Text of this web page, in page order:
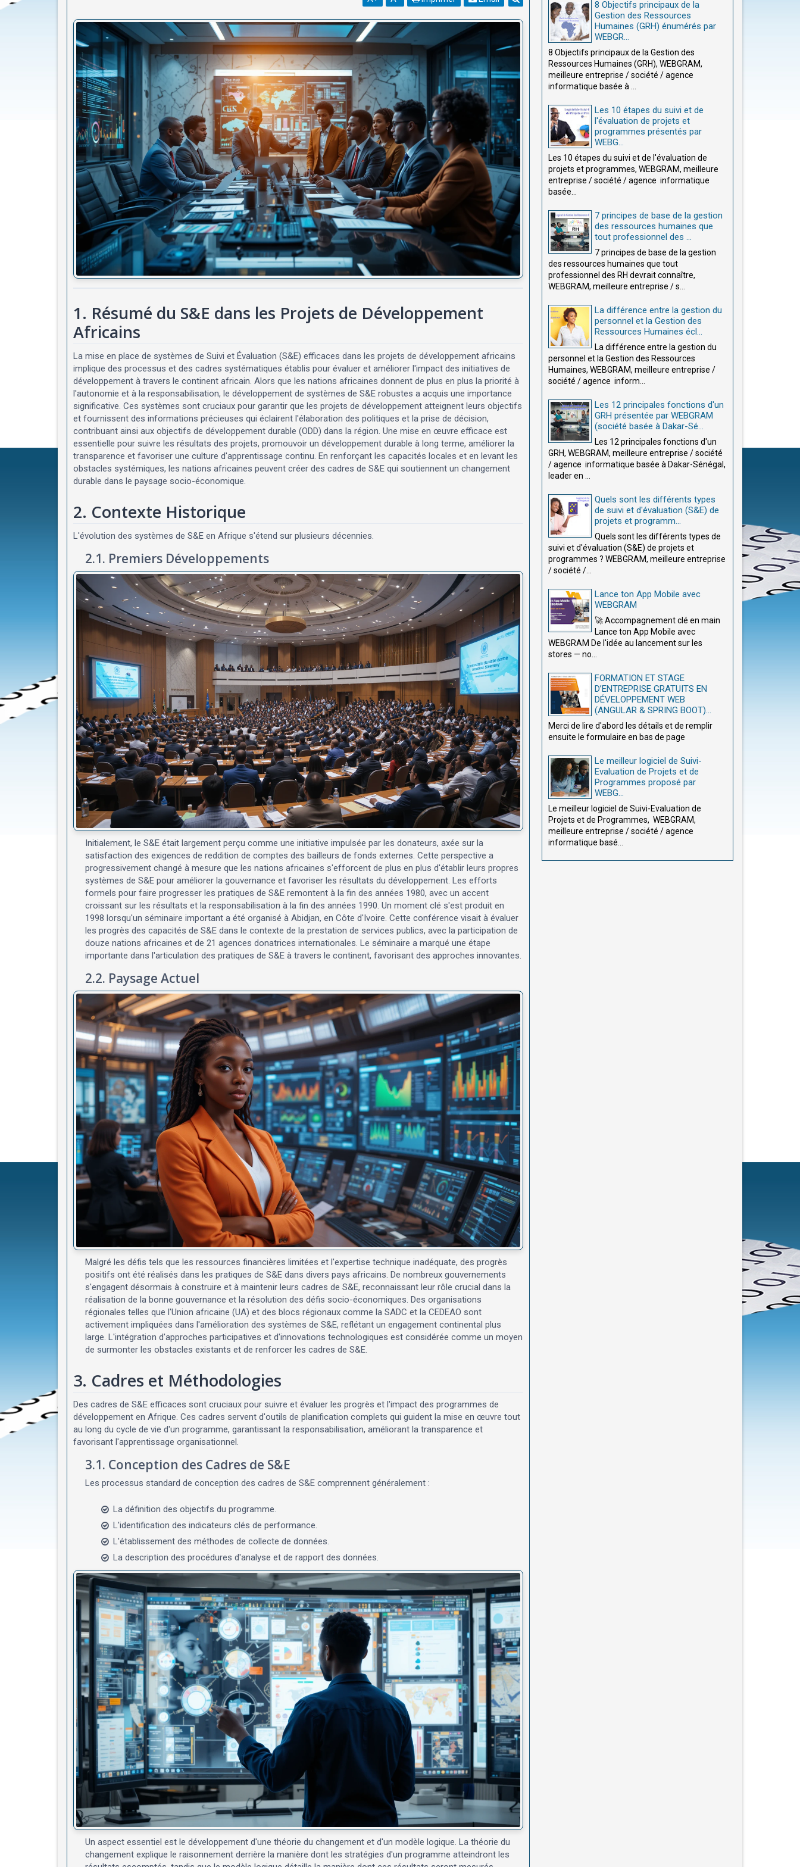
1. Résumé du S&E dans les Projets de Développement
Africains
La mise en place de systèmes de Suivi et Évaluation (S&E) efficaces dans les projets de développement africains
implique des processus et des cadres systématiques établis pour évaluer et améliorer l'impact des initiatives de
développement à travers le continent africain. Alors que les nations africaines donnent de plus en plus la priorité à
l'autonomie et à la responsabilisation, le développement de systèmes de S&E robustes a acquis une importance
significative. Ces systèmes sont cruciaux pour garantir que les projets de développement atteignent leurs objectifs
et fournissent des informations précieuses qui éclairent l'élaboration des politiques et la prise de décision,
contribuant ainsi aux objectifs de développement durable (ODD) dans la région. Une mise en œuvre efficace est
essentielle pour suivre les résultats des projets, promouvoir un développement durable à long terme, améliorer la
transparence et favoriser une culture d'apprentissage continu. En renforçant les capacités locales et en levant les
obstacles systémiques, les nations africaines peuvent créer des cadres de S&E qui soutiennent un changement
durable dans le paysage socio-économique.
2. Contexte Historique
L'évolution des systèmes de S&E en Afrique s'étend sur plusieurs décennies.
2.1. Premiers Développements
Initialement, le S&E était largement perçu comme une initiative impulsée par les donateurs, axée sur la
satisfaction des exigences de reddition de comptes des bailleurs de fonds externes. Cette perspective a
progressivement changé à mesure que les nations africaines s'efforcent de plus en plus d'établir leurs propres
systèmes de S&E pour améliorer la gouvernance et favoriser les résultats du développement. Les efforts
formels pour faire progresser les pratiques de S&E remontent à la fin des années 1980, avec un accent
croissant sur les résultats et la responsabilisation à la fin des années 1990. Un moment clé s'est produit en
1998 lorsqu'un séminaire important a été organisé à Abidjan, en Côte d'Ivoire. Cette conférence visait à évaluer
les progrès des capacités de S&E dans le contexte de la prestation de services publics, avec la participation de
douze nations africaines et de 21 agences donatrices internationales. Le séminaire a marqué une étape
importante dans l'articulation des pratiques de S&E à travers le continent, favorisant des approches innovantes.
2.2. Paysage Actuel
Malgré les défis tels que les ressources financières limitées et l'expertise technique inadéquate, des progrès
positifs ont été réalisés dans les pratiques de S&E dans divers pays africains. De nombreux gouvernements
s'engagent désormais à construire et à maintenir leurs cadres de S&E, reconnaissant leur rôle crucial dans la
réalisation de la bonne gouvernance et la résolution des défis socio-économiques. Des organisations
régionales telles que l'Union africaine (UA) et des blocs régionaux comme la SADC et la CEDEAO sont
activement impliquées dans l'amélioration des systèmes de S&E, reflétant un engagement continental plus
large. L'intégration d'approches participatives et d'innovations technologiques est considérée comme un moyen
de surmonter les obstacles existants et de renforcer les cadres de S&E.
3. Cadres et Méthodologies
Des cadres de S&E efficaces sont cruciaux pour suivre et évaluer les progrès et l'impact des programmes de
développement en Afrique. Ces cadres servent d'outils de planification complets qui guident la mise en œuvre tout
au long du cycle de vie d'un programme, garantissant la responsabilisation, améliorant la transparence et
favorisant l'apprentissage organisationnel.
3.1. Conception des Cadres de S&E
Les processus standard de conception des cadres de S&E comprennent généralement :
La définition des objectifs du programme.
L'identification des indicateurs clés de performance.
L'établissement des méthodes de collecte de données.
La description des procédures d'analyse et de rapport des données.
Un aspect essentiel est le développement d'une théorie du changement et d'un modèle logique. La théorie du
changement explique le raisonnement derrière la manière dont les stratégies d'un programme atteindront les
8 Objectifs principaux de la
Gestion des Ressources
Humaines (GRH) énumérés par
WEBGR...
8 Objectifs principaux de la Gestion des
Ressources Humaines (GRH), WEBGRAM,
meilleure entreprise / société / agence
informatique basée à ...
Les 10 étapes du suivi et de
l'évaluation de projets et
programmes présentés par
WEBG...
Les 10 étapes du suivi et de l'évaluation de
projets et programmes, WEBGRAM, meilleure
entreprise / société / agence informatique
basée...
7 principes de base de la gestion
des ressources humaines que
tout professionnel des ...
7 principes de base de la gestion
des ressources humaines que tout
professionnel des RH devrait connaître,
WEBGRAM, meilleure entreprise / s...
La différence entre la gestion du
personnel et la Gestion des
Ressources Humaines écl...
La différence entre la gestion du
personnel et la Gestion des Ressources
Humaines, WEBGRAM, meilleure entreprise /
société / agence inform...
Les 12 principales fonctions d'un
GRH présentée par WEBGRAM
(société basée à Dakar-Sé...
Les 12 principales fonctions d'un
GRH, WEBGRAM, meilleure entreprise / société
/ agence informatique basée à Dakar-Sénégal,
leader en ...
Quels sont les différents types
de suivi et d'évaluation (S&E) de
projets et programm...
Quels sont les différents types de
suivi et d'évaluation (S&E) de projets et
programmes ? WEBGRAM, meilleure entreprise
/ société /...
Lance ton App Mobile avec
WEBGRAM
🚀 Accompagnement clé en main
Lance ton App Mobile avec
WEBGRAM De l'idée au lancement sur les
stores — no...
FORMATION ET STAGE
D’ENTREPRISE GRATUITS EN
DÉVELOPPEMENT WEB
(ANGULAR & SPRING BOOT)...
Merci de lire d'abord les détails et de remplir
ensuite le formulaire en bas de page
Le meilleur logiciel de Suivi-
Evaluation de Projets et de
Programmes proposé par
WEBG...
Le meilleur logiciel de Suivi-Evaluation de
Projets et de Programmes, WEBGRAM,
meilleure entreprise / société / agence
informatique basé...